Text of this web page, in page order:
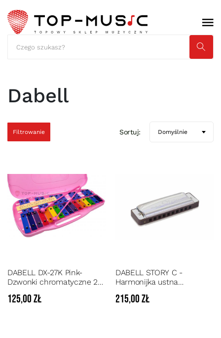
Dabell
Filtrowanie Sortuj: Domyślnie
DABELL DX-27K Pink-
Dzwonki chromatyczne 27
tworzywa oraz torbą
125,00 zł
DABELL STORY C -
Harmonijka ustna
215,00 zł